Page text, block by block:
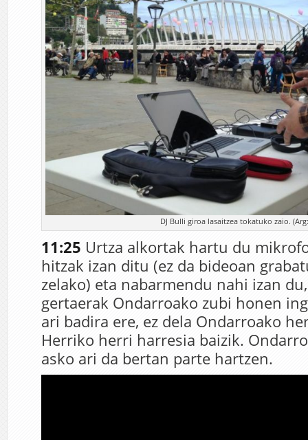
DJ Bulli giroa lasaitzea tokatuko zaio.
11:25 Urtza alkortak hartu du
hitzak izan ditu (ez da bideoan
zelako) eta nabarmendu nahi izan
gertaerak Ondarroako zubi honen
ari badira ere, ez dela Ondarroako
Herriko herri harresia baizik.
asko ari da bertan parte hartzen.